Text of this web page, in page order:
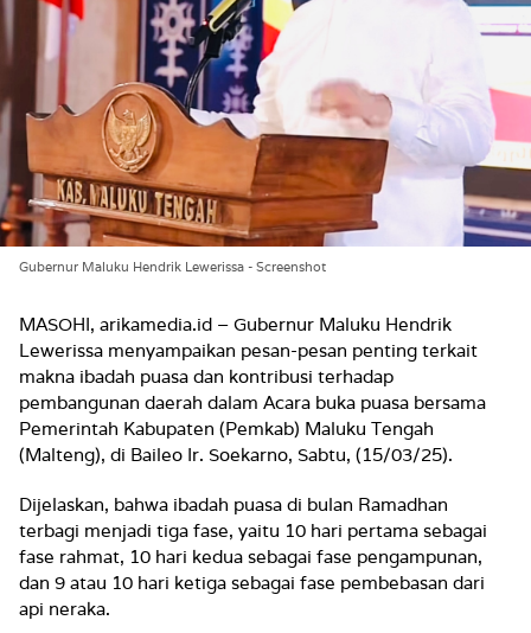
Gubernur Maluku Hendrik Lewerissa - Screenshot
MASOHI, arikamedia.id – Gubernur Maluku Hendrik
Lewerissa menyampaikan pesan-pesan penting terkait
makna ibadah puasa dan kontribusi terhadap
pembangunan daerah dalam Acara buka puasa bersama
Pemerintah Kabupaten (Pemkab) Maluku Tengah
(Malteng), di Baileo Ir. Soekarno, Sabtu, (15/03/25).
Dijelaskan, bahwa ibadah puasa di bulan Ramadhan
terbagi menjadi tiga fase, yaitu 10 hari pertama sebagai
fase rahmat, 10 hari kedua sebagai fase pengampunan,
dan 9 atau 10 hari ketiga sebagai fase pembebasan dari
api neraka.